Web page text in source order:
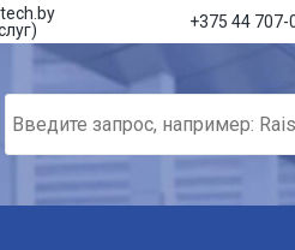
+375 44 707-